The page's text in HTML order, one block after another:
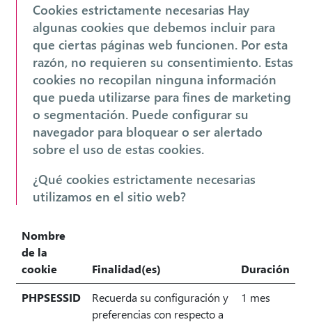
Cookies estrictamente necesarias Hay
algunas cookies que debemos incluir para
que ciertas páginas web funcionen. Por esta
razón, no requieren su consentimiento. Estas
cookies no recopilan ninguna información
que pueda utilizarse para fines de marketing
o segmentación. Puede configurar su
navegador para bloquear o ser alertado
sobre el uso de estas cookies.
¿Qué cookies estrictamente necesarias
utilizamos en el sitio web?
Nombre
de la
cookie
Finalidad(es)
Duración
PHPSESSID
Recuerda su configuración y
preferencias con respecto a
1 mes